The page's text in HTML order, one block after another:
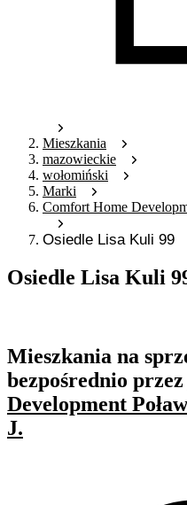
Mieszkania
mazowieckie
wołomiński
Marki
Comfort Home
Osiedle Lisa Kuli 99
Osiedle Lisa Kuli
Mieszkania na
bezpośrednio przez
Development
J.